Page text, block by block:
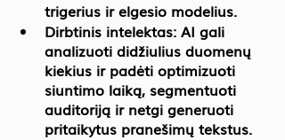
trigerius ir elgesio modelius.
Dirbtinis intelektas: AI gali
analizuoti didžiulius duomenų
kiekius ir padėti optimizuoti
siuntimo laiką, segmentuoti
auditoriją ir netgi generuoti
pritaikytus pranešimų tekstus.